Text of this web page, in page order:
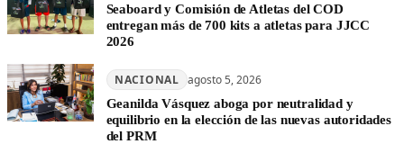
Seaboard y Comisión de Atletas del COD
entregan más de 700 kits a atletas para JJCC
2026
NACIONAL agosto 5, 2026
Geanilda Vásquez aboga por neutralidad y
equilibrio en la elección de las nuevas autoridades
del PRM